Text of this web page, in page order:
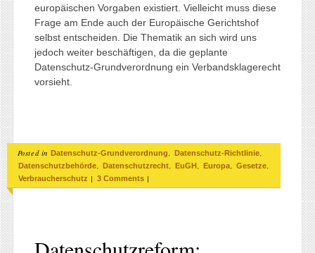
europäischen Vorgaben existiert. Vielleicht muss diese
Frage am Ende auch der Europäische Gerichtshof
selbst entscheiden. Die Thematik an sich wird uns
jedoch weiter beschäftigen, da die geplante
Datenschutz-Grundverordnung ein Verbandsklagerecht
vorsieht.
Posted in Datenschutz-Grundverordnung Datenschutz-Richtlinie
Datenschutzbehörde Datenschutzrecht EuGH Europa Gesetze
Verbraucherschutz | 3 Comments |